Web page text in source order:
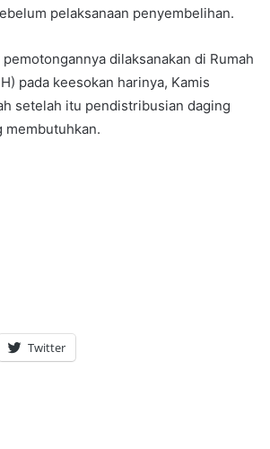
pelaksanaan penyembelihan.
dilaksanakan di Rumah
pada keesokan harinya, Kamis
setelah itu pendistribusian daging
membutuhkan.
Twitter